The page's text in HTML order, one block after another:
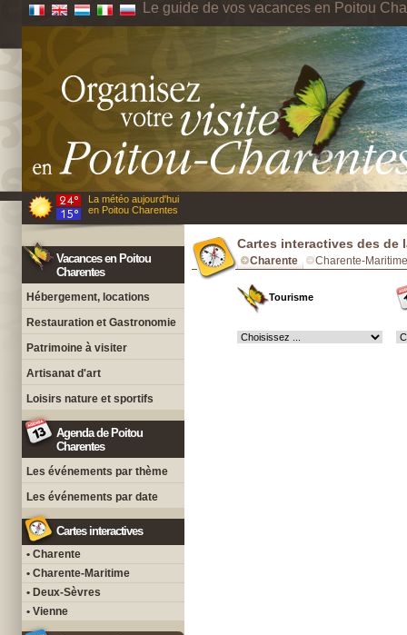
Le guide de vos vacances en Poitou
La météo aujourd'hui
en Poitou Charentes
Vacances en Poitou
Charentes
Hébergement, locations
Restauration et Gastronomie
Patrimoine à visiter
Artisanat d'art
Loisirs nature et sportifs
Agenda de Poitou
Charentes
Les événements par thème
Les événements par date
Cartes interactives
• Charente
• Charente-Maritime
• Deux-Sèvres
• Vienne
Cartes interactives des de
Charente Charente-Maritime
Tourisme